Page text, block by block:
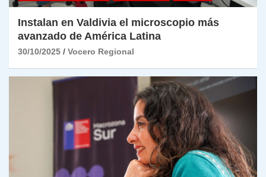
Instalan en Valdivia el microscopio más
avanzado de América Latina
30/10/2025 Vocero Regional